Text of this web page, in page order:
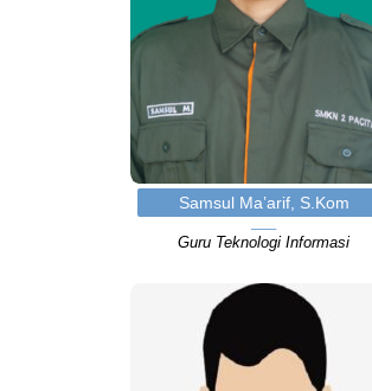
Samsul Ma’arif, S.Kom
Guru Teknologi Informasi